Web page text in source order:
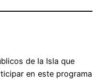
de la Isla que
en este programa